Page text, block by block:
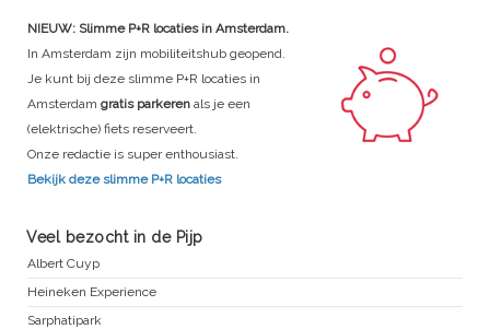
NIEUW: Slimme P+R locaties in Amsterdam.
In Amsterdam zijn mobiliteitshub geopend.
Je kunt bij deze slimme P+R locaties in
Amsterdam gratis parkeren als je een
(elektrische) fiets reserveert.
Onze redactie is super enthousiast.
Bekijk deze slimme P+R locaties
Veel bezocht in de Pijp
Albert Cuyp
Heineken Experience
Sarphatipark